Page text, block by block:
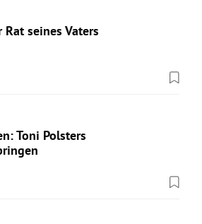
seines Vaters
Toni Polsters